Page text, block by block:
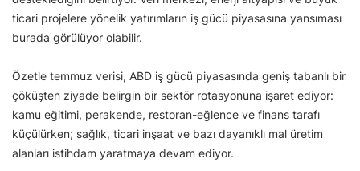
ticari projelere yönelik yatırımların iş gücü piyasasına yansıması
burada görülüyor olabilir.
Özetle temmuz verisi, ABD iş gücü piyasasında geniş tabanlı bir
çöküşten ziyade belirgin bir sektör rotasyonuna işaret ediyor:
kamu eğitimi, perakende, restoran-eğlence ve finans tarafı
küçülürken; sağlık, ticari inşaat ve bazı dayanıklı mal üretim
alanları istihdam yaratmaya devam ediyor.